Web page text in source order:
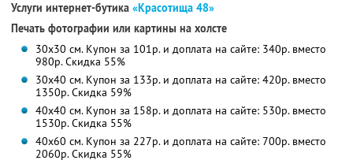
Услуги интернет-бутика «Красотища 48»
Печать фотографии или картины на холсте
30х30 см. Купон за 101р. и доплата на сайте: 340р. вместо
980р. Скидка 55%
30х40 см. Купон за 133р. и доплата на сайте: 420р. вместо
1350р. Скидка 59%
40х40 см. Купон за 158р. и доплата на сайте: 530р. вместо
1530р. Скидка 55%
40х60 см. Купон за 227р. и доплата на сайте: 700р. вместо
2060р. Скидка 55%